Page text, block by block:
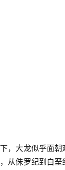
，大龙似乎面朝
从侏罗纪到白垩